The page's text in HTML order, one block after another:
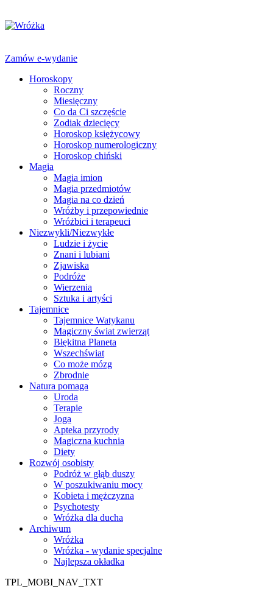
Zamów e-wydanie
Horoskopy
Roczny
Miesięczny
Co da Ci szczęście
Zodiak dziecięcy
Horoskop księżycowy
Horoskop numerologiczny
Horoskop chiński
Magia
Magia imion
Magia przedmiotów
Magia na co dzień
Wróżby i przepowiednie
Wróżbici i terapeuci
Niezwykli/Niezwykłe
Ludzie i życie
Znani i lubiani
Zjawiska
Podróże
Wierzenia
Sztuka i artyści
Tajemnice
Tajemnice Watykanu
Magiczny świat zwierząt
Błękitna Planeta
Wszechświat
Co może mózg
Zbrodnie
Natura pomaga
Uroda
Terapie
Joga
Apteka przyrody
Magiczna kuchnia
Diety
Rozwój osobisty
Podróż w głąb duszy
W poszukiwaniu mocy
Kobieta i mężczyzna
Psychotesty
Wróżka dla ducha
Archiwum
Wróżka
Wróżka - wydanie specjalne
Najlepsza okładka
TPL_MOBI_NAV_TXT